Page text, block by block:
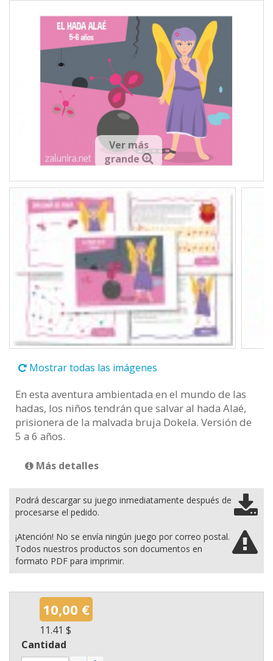
Ver más
grande
Mostrar todas las imágenes
En esta aventura ambientada en el mundo de las
hadas, los niños tendrán que salvar al hada Alaé,
prisionera de la malvada bruja Dokela. Versión de
5 a 6 años.
Más detalles
Podrá descargar su juego inmediatamente después de
procesarse el pedido.
¡Atención! No se envía ningún juego por correo postal.
Todos nuestros productos son documentos en
formato PDF para imprimir.
10,00 €
11.41 $
Cantidad